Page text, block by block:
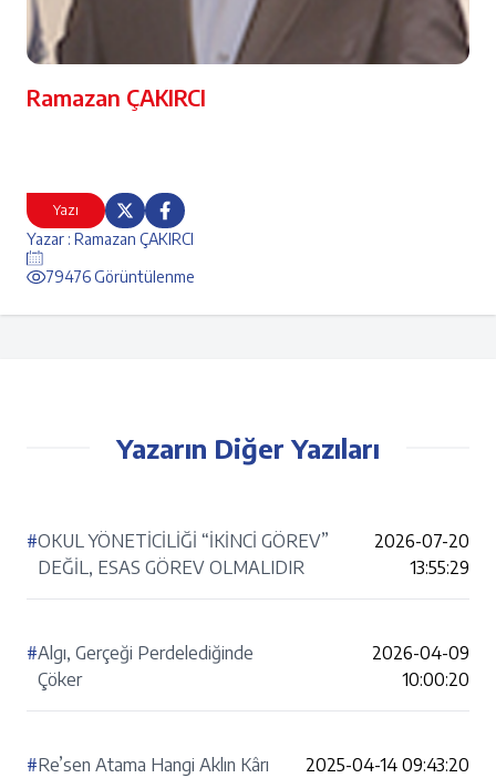
Yazı
Yazar : Ramazan ÇAKIRCI
79476 Görüntülenme
Ramazan ÇAKIRCI
Yazarın Diğer Yazıları
#OKUL YÖNETİCİLİĞİ “İKİNCİ GÖREV”
DEĞİL, ESAS GÖREV OLMALIDIR
2026-07-20
13:55:29
#Algı, Gerçeği Perdelediğinde
Çöker
2026-04-09
10:00:20
#Re’sen Atama Hangi Aklın Kârı 2025-04-14 09:43:20